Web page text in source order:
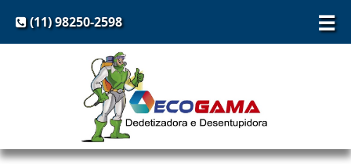
☰
(11) 98250-2598